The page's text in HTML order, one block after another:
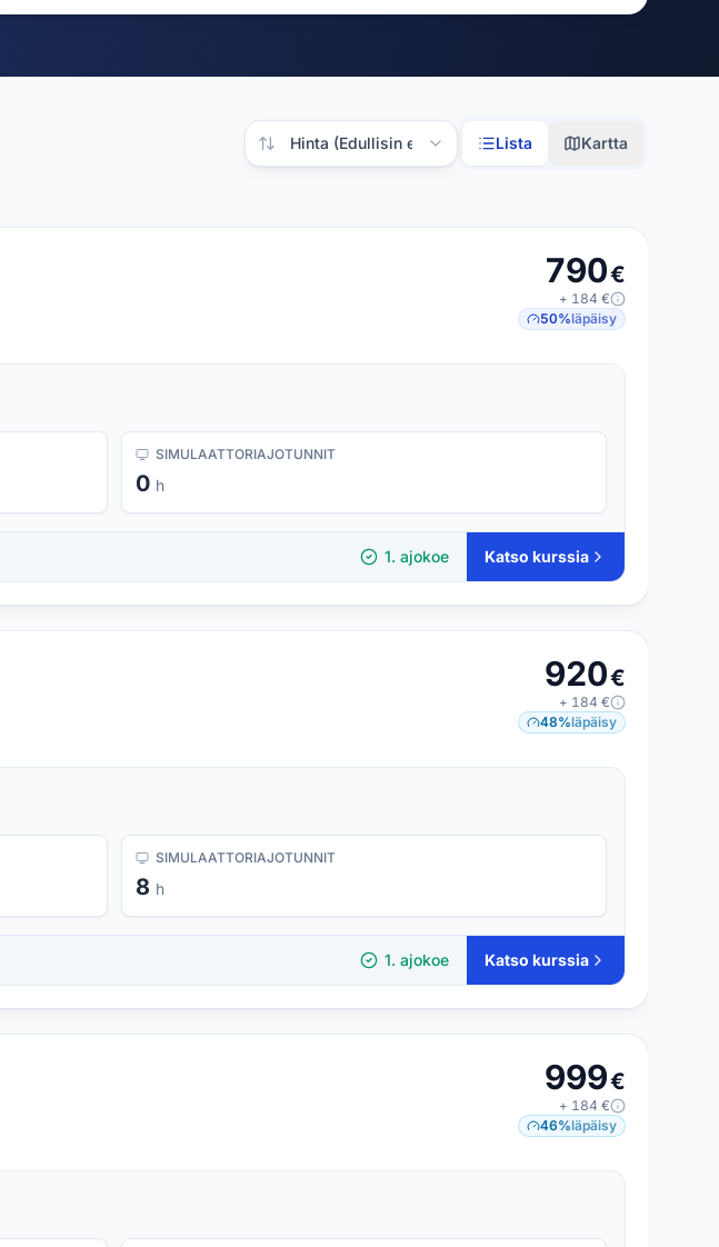
Järjestä tulokset Lista Kartta
790€
+ 184 €
50%läpäisy
SIMULAATTORI­AJOTUNNIT
0 h
1. ajokoe Katso kurssia
920€
+ 184 €
48%läpäisy
SIMULAATTORI­AJOTUNNIT
8 h
1. ajokoe Katso kurssia
999€
+ 184 €
46%läpäisy